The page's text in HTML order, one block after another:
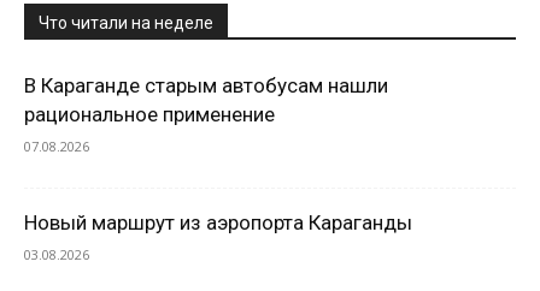
Что читали на неделе
В Караганде старым автобусам нашли
рациональное применение
07.08.2026
Новый маршрут из аэропорта Караганды
03.08.2026